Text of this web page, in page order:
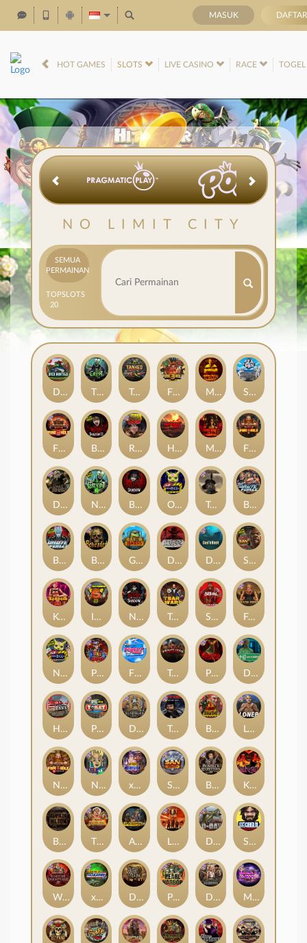
MASUK DAFTAR
HOT GAMES SLOTS LIVE CASINO RACE TOGEL
IDR
NO LIMIT CITY
SEMUA
PERMAINAN
TOP
20
SLOTS
Nexus Blood & Shadow
Seamen
Kill Em All
Blood Diamond
Duck Hunters Fire in the Hole 3
Dead, Dead, or Deader
Nexus Fire In The Hole xBomb
Highway to Hell
Dead Men Walking
Tsar Wars
Brute Force
Home of the Brave
Mental 2
Tombstone Slaughter
San Quentin 2: Death Row
Blood & Shadow
Blood & Shadow 2
Mental
Stockholm Syndrome
The Crypt
Apocalypse Super xNudge
Outsourced
Punk Rocker 2
Deadwood R.I.P
Beheaded
Bangkok Hilton
Brute Force: Alien Onslaught
Nexus Outsourced
Nexus The Crypt
Gator Hunters
Loner
Kenneth Must Die
Tombstone RIP
Fire in the Hole 2
Tanked
Fire In The Hole xBomb
Folsom Prison
Das xBoot
Road Rage
xWays Hoarder 2
Nine To Five Bounty Hunters xNudge®
Warrior Graveyard xNudge
Flight Mode
Little Bighorn
San Quentin xWays
Serial
Punk Toilet
Possessed
Deadwood xNudge
Disturbed
Milky Ways
Pearl Harbor
Infectious 5 xWays
Dead Canary
True Grit Redemption
xWays Hoarder xSplit
D Day
The Border